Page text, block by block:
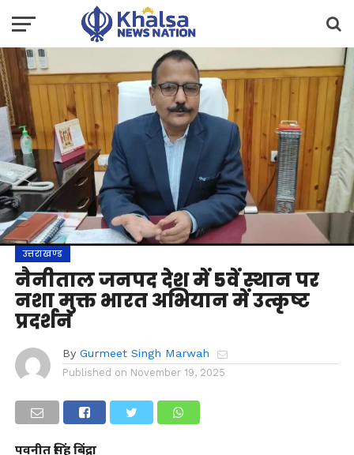
उत्तराखण्ड
नैनीताल जनपद देश में 5वें स्थान पर
नशा मुक्त भारत अभियान में उत्कृष्ट
प्रदर्शन
By Gurmeet Singh Marwah
Published on November 19, 2025
पवनीत सिंह बिंद्रा